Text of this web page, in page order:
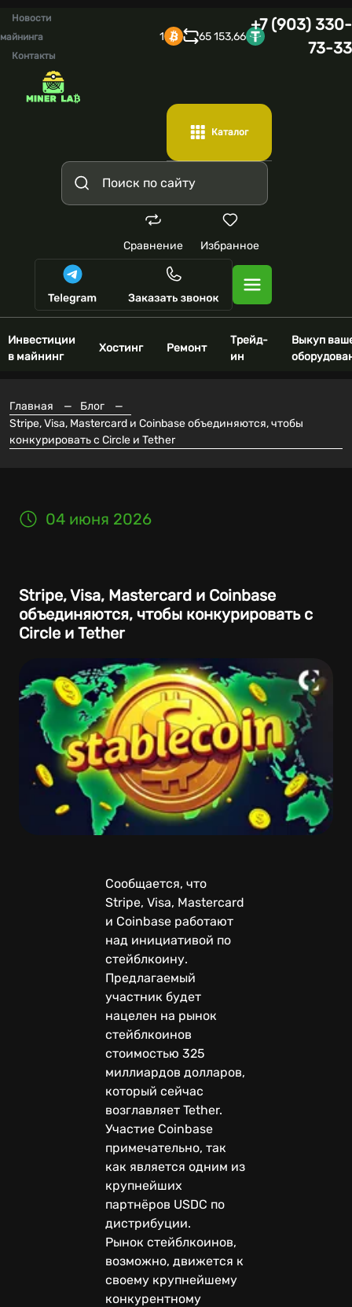
Новости
майнинга
Контакты
1 65 153,66
+7 (903) 330-
73-33
Каталог
Сравнение Избранное
Инвестиции
в майнинг
Хостинг Ремонт
Трейд-
ин
Выкуп
Главная — Блог
—
Stripe, Visa, Mastercard и Coinbase объединяются, чтобы
конкурировать с Circle и Tether
04 июня 2026
Stripe, Visa, Mastercard и Coinbase
объединяются, чтобы конкурировать с
Circle и Tether
Сообщается, что
Stripe, Visa, Mastercard
и Coinbase работают
над инициативой по
стейблкоину.
Предлагаемый
участник будет
нацелен на рынок
стейблкоинов
стоимостью 325
миллиардов долларов,
который сейчас
возглавляет Tether.
Участие Coinbase
примечательно, так
как является одним из
крупнейших
партнёров USDC по
дистрибуции.
Рынок стейблкоинов,
возможно, движется к
своему крупнейшему
конкурентному